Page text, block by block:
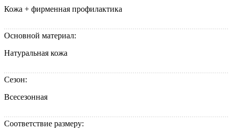
Кожа + фирменная профилактика
Основной материал:
Натуральная кожа
Сезон:
Всесезонная
Соответствие размеру: